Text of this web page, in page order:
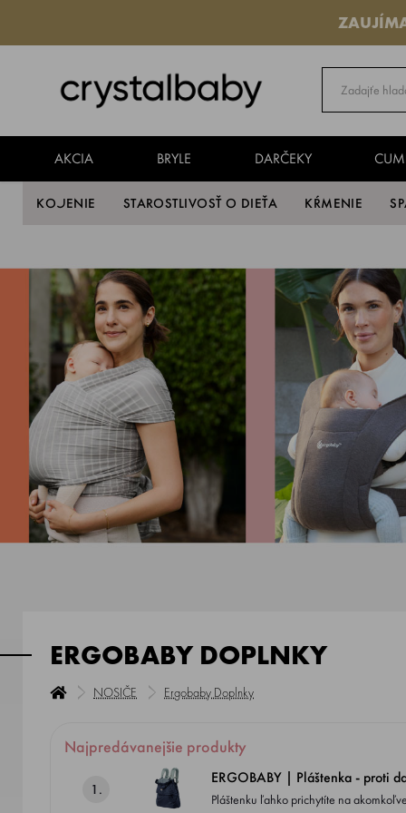
AKCIA BRYLE DARČEKY
KOJENIE STAROSTLIVOSŤ O DIEŤA KŔMENIE
ERGOBABY DOPLNKY
NOSIČE Ergobaby Doplnky
Najpredávanejšie produkty
1.
ERGOBABY | Pláštenka - proti
Pláštenku ľahko prichytíte na akomkoľvek nosiči značky Ergobaby. Ľahká a